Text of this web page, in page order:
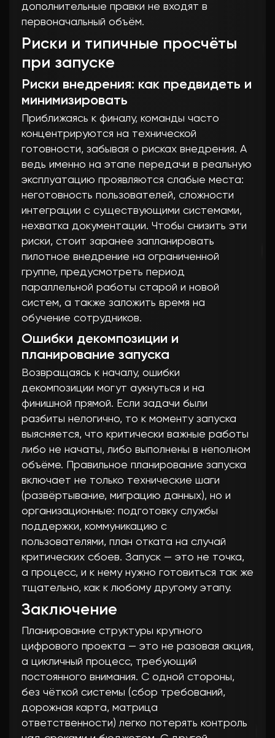
дополнительные правки не входят в
первоначальный объём.
Риски и типичные просчёты
при запуске
Риски внедрения: как предвидеть и
минимизировать
Приближаясь к финалу, команды часто
концентрируются на технической
готовности, забывая о рисках внедрения. А
ведь именно на этапе передачи в реальную
эксплуатацию проявляются слабые места:
неготовность пользователей, сложности
интеграции с существующими системами,
нехватка документации. Чтобы снизить эти
риски, стоит заранее запланировать
пилотное внедрение на ограниченной
группе, предусмотреть период
параллельной работы старой и новой
систем, а также заложить время на
обучение сотрудников.
Ошибки декомпозиции и
планирование запуска
Возвращаясь к началу, ошибки
декомпозиции могут аукнуться и на
финишной прямой. Если задачи были
разбиты нелогично, то к моменту запуска
выясняется, что критически важные работы
либо не начаты, либо выполнены в неполном
объёме. Правильное планирование запуска
включает не только технические шаги
(развёртывание, миграцию данных), но и
организационные: подготовку службы
поддержки, коммуникацию с
пользователями, план отката на случай
критических сбоев. Запуск — это не точка,
а процесс, и к нему нужно готовиться так же
тщательно, как к любому другому этапу.
Заключение
Планирование структуры крупного
цифрового проекта — это не разовая акция,
а цикличный процесс, требующий
постоянного внимания. С одной стороны,
без чёткой системы (сбор требований,
дорожная карта, матрица
ответственности) легко потерять контроль